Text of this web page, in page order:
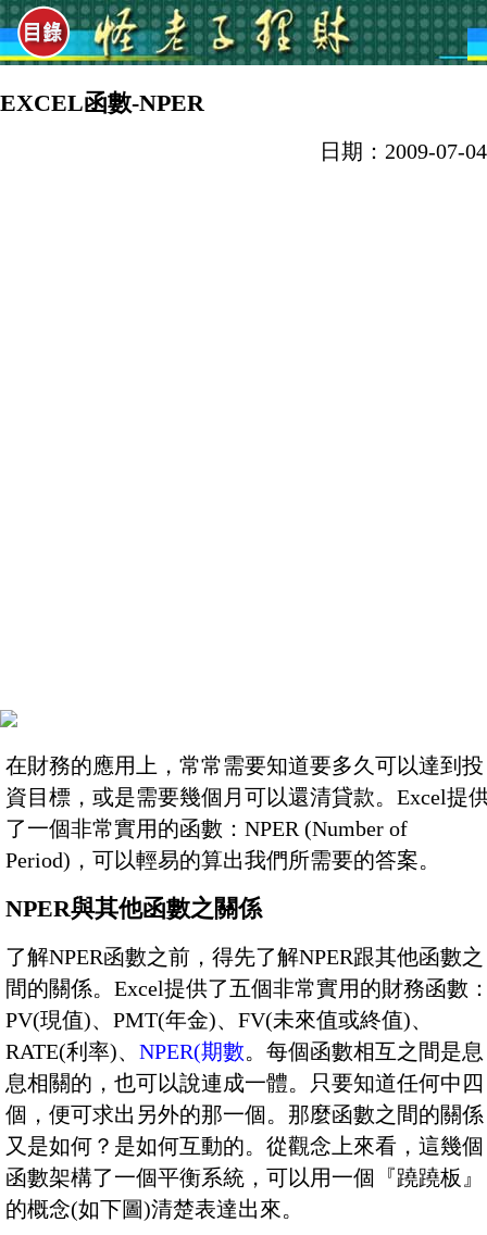
EXCEL函數-NPER
日期：2009-07-04
在財務的應用上，常常需要知道要多久可以達到投
資目標，或是需要幾個月可以還清貸款。Excel提
了一個非常實用的函數：NPER (Number of
Period)，可以輕易的算出我們所需要的答案。
NPER與其他函數之關係
了解NPER函數之前，得先了解NPER跟其他函數之
間的關係。Excel提供了五個非常實用的財務函數
PV(現值)、PMT(年金)、FV(未來值或終值)、
RATE(利率)、 NPER(期數。每個函數相互之間是息
息相關的，也可以說連成一體。只要知道任何中四
個，便可求出另外的那一個。那麼函數之間的關係
又是如何？是如何互動的。從觀念上來看，這幾個
函數架構了一個平衡系統，可以用一個『蹺蹺板』
的概念(如下圖)清楚表達出來。